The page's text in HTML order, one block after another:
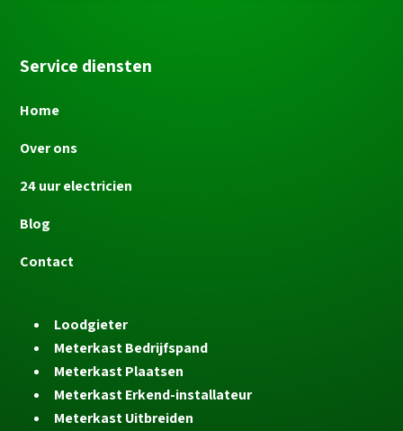
Service diensten
Home
Over ons
24 uur electricien
Blog
Contact
Loodgieter
Meterkast Bedrijfspand
Meterkast Plaatsen
Meterkast Erkend-installateur
Meterkast Uitbreiden